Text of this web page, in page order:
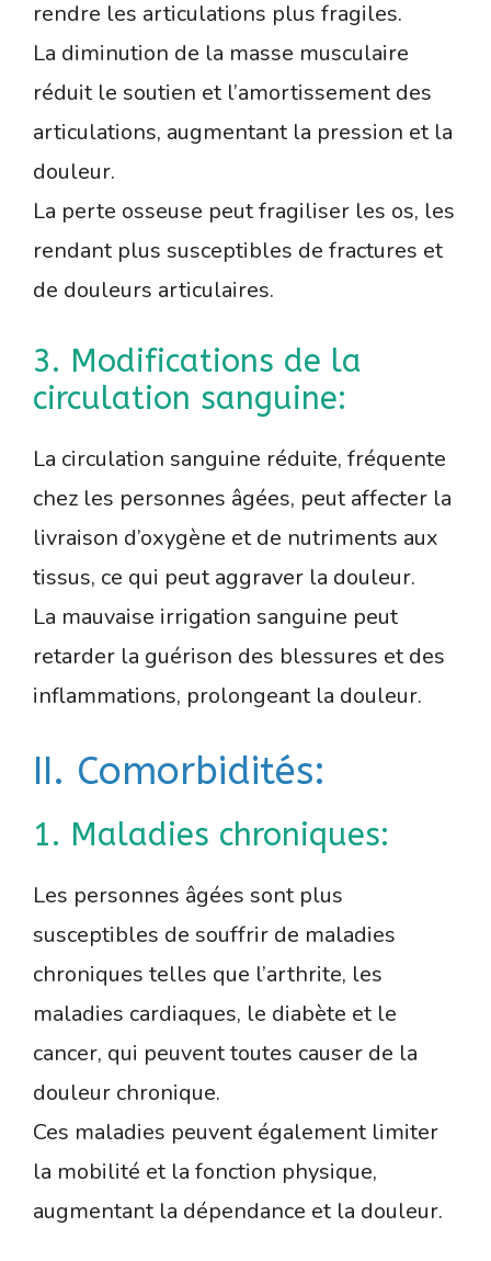
rendre les articulations plus fragiles.
La diminution de la masse musculaire
réduit le soutien et l’amortissement des
articulations, augmentant la pression et la
douleur.
La perte osseuse peut fragiliser les os, les
rendant plus susceptibles de fractures et
de douleurs articulaires.
3. Modifications de la
circulation sanguine:
La circulation sanguine réduite, fréquente
chez les personnes âgées, peut affecter la
livraison d’oxygène et de nutriments aux
tissus, ce qui peut aggraver la douleur.
La mauvaise irrigation sanguine peut
retarder la guérison des blessures et des
inflammations, prolongeant la douleur.
II. Comorbidités:
1. Maladies chroniques:
Les personnes âgées sont plus
susceptibles de souffrir de maladies
chroniques telles que l’arthrite, les
maladies cardiaques, le diabète et le
cancer, qui peuvent toutes causer de la
douleur chronique.
Ces maladies peuvent également limiter
la mobilité et la fonction physique,
augmentant la dépendance et la douleur.